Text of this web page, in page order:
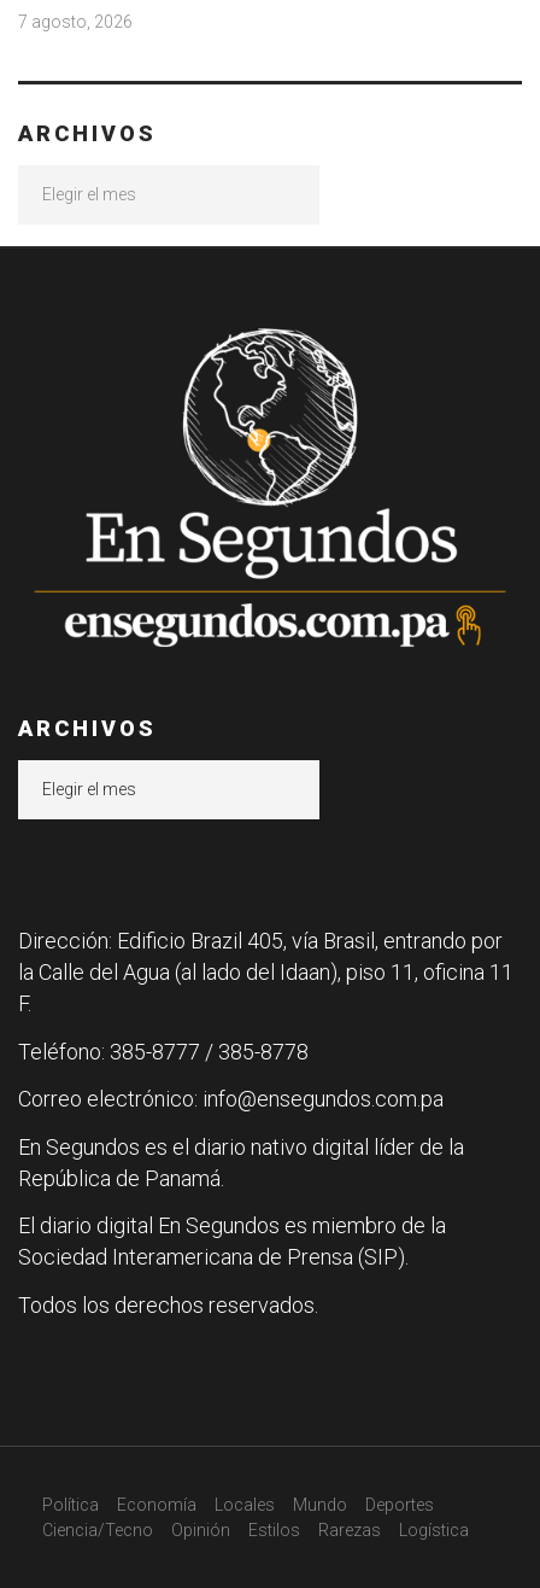
7 agosto, 2026
ARCHIVOS
ARCHIVOS
Dirección: Edificio Brazil 405, vía Brasil, entrando por
la Calle del Agua (al lado del Idaan), piso 11, oficina 11
F.
Teléfono: 385-8777 / 385-8778
Correo electrónico: info@ensegundos.com.pa
En Segundos es el diario nativo digital líder de la
República de Panamá.
El diario digital En Segundos es miembro de la
Sociedad Interamericana de Prensa (SIP).
Todos los derechos reservados.
Política Economía Locales Mundo
Deportes
Ciencia/Tecno
Opinión Estilos Rarezas Logística